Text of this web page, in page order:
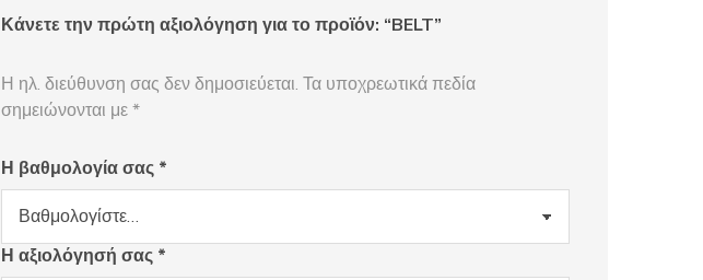
Κάνετε την πρώτη αξιολόγηση για το προϊόν: “BELT”
Η ηλ. διεύθυνση σας δεν δημοσιεύεται. Τα υποχρεωτικά πεδία
σημειώνονται με*
Η βαθμολογία σας *
Η αξιολόγησή σας *